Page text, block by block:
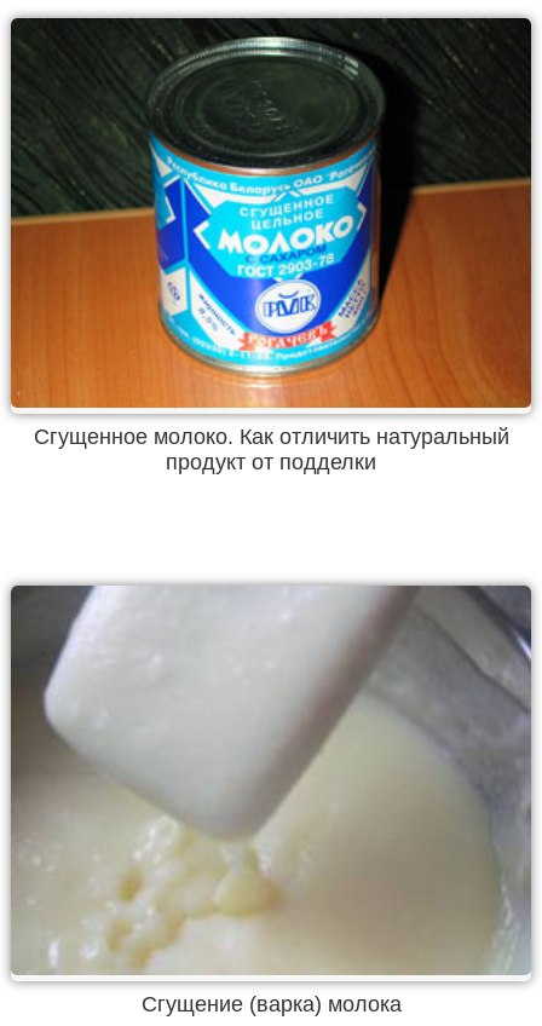
Сгущенное молоко. Как отличить натуральный
продукт от подделки
Сгущение (варка) молока